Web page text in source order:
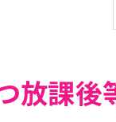
放課